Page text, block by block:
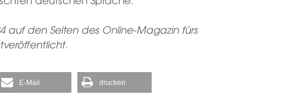
auf den Seiten des Online-Magazin fürs
E-Mail drucken